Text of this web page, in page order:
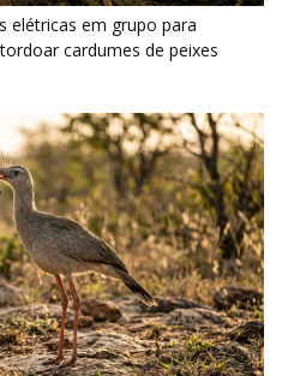
alta velocidade e arremessos
peçonhentas no